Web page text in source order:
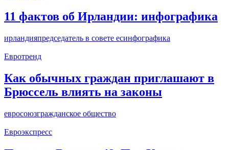
11 фактов об Ирландии: инфографика
ирландияпредседатель в совете есинфографика
Евротренд
Как обычных граждан приглашают в
Брюссель влиять на законы
евросоюзгражданское общество
Евроэкспресс